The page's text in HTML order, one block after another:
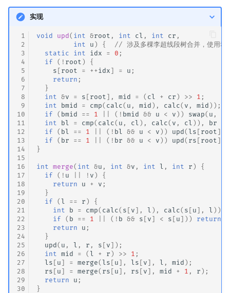
实现
1
2
3
4
5
6
7
8
9
10
11
12
13
14
15
16
17
18
19
20
21
22
23
24
25
26
27
28
29
30
void upd( int &root , int cl , int cr ,
int
u ) {
// 涉及多棵李超线段树合并，使用动
static
int idx = 0 ;
if
( ! root )
{
s [ root = ++ idx ] = u ;
return ;
}
int
&v = s [ root ], mid = ( cl + cr ) >> 1 ;
int
bmid = cmp( calc( u , mid ), calc( v , mid ));
if
( bmid == 1 ( ! bmid && u < v )) swap( u ,
int
bl = cmp( calc( u , cl ), calc( v , cl )), br
if
( bl == 1 ( ! bl && u < v )) upd(ls [ root ],
if
( br == 1 ( ! br && u < v )) upd( rs [ root ],
}
int merge( int &u , int &v , int l , int r )
{
if
( ! u ! v )
{
return
u + v ;
}
if
(l == r )
{
int
b = cmp( calc( s [ v ], l ), calc( s [ u ], l ));
if
( b == 1 ( ! b && s [ v ] < s [ u ])) return
return
u ;
}
upd( u , l , r , s [ v ]);
int
mid = (l + r ) >> 1 ;
ls [ u ] = merge(ls [ u ], ls [ v ], l , mid );
rs [ u ] = merge( rs [ u ], rs [ v ], mid + 1 , r );
return
u ;
}